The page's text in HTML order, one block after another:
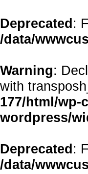
Deprecated:
/data/
Warning:
with
177/html/
wordpress/
Deprecated:
/data/